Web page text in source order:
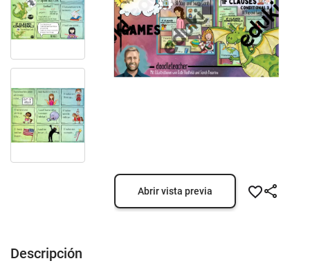
Abrir vista previa
Descripción